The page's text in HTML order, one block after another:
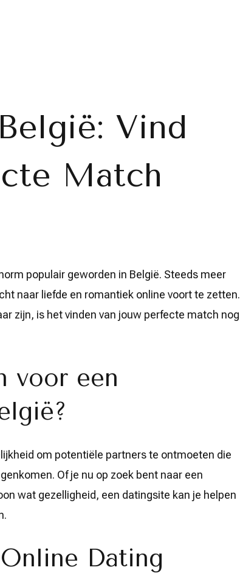
Vind
Match
populair geworden in België. Steeds meer
naar liefde en romantiek online voort te zetten.
zijn, is het vinden van jouw perfecte match nog
voor een
om potentiële partners te ontmoeten die
Of je nu op zoek bent naar een
wat gezelligheid, een datingsite kan je helpen
Dating